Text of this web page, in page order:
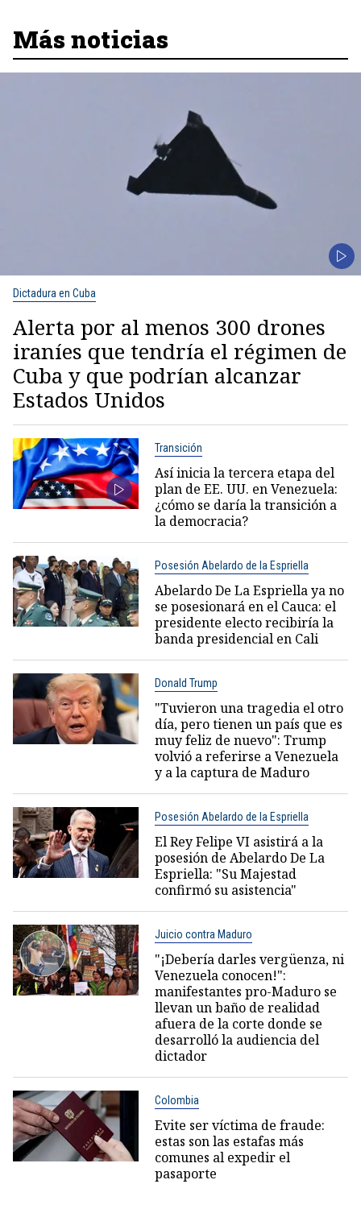
Más noticias
Dictadura en Cuba
Alerta por al menos 300 drones
iraníes que tendría el régimen de
Cuba y que podrían alcanzar
Estados Unidos
Transición
Así inicia la tercera etapa del
plan de EE. UU. en Venezuela:
¿cómo se daría la transición a
la democracia?
Posesión Abelardo de la Espriella
Abelardo De La Espriella ya no
se posesionará en el Cauca: el
presidente electo recibiría la
banda presidencial en Cali
Donald Trump
"Tuvieron una tragedia el otro
día, pero tienen un país que es
muy feliz de nuevo": Trump
volvió a referirse a Venezuela
y a la captura de Maduro
Posesión Abelardo de la Espriella
El Rey Felipe VI asistirá a la
posesión de Abelardo De La
Espriella: "Su Majestad
confirmó su asistencia"
Juicio contra Maduro
"¡Debería darles vergüenza, ni
Venezuela conocen!":
manifestantes pro-Maduro se
llevan un baño de realidad
afuera de la corte donde se
desarrolló la audiencia del
dictador
Colombia
Evite ser víctima de fraude:
estas son las estafas más
comunes al expedir el
pasaporte